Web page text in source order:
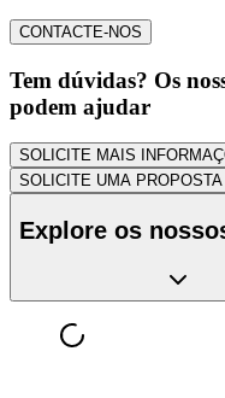
CONTACTE-NOS
Tem dúvidas? Os
podem ajudar
SOLICITE MAIS
SOLICITE UMA PROPOSTA
Explore os